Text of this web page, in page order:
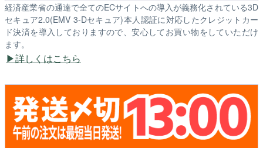
経済産業省の通達で全てのECサイトへの導入が義務化されている3D
セキュア2.0(EMV 3-Dセキュア)本人認証に対応したクレジットカー
ド決済を導入しておりますので、安心してお買い物をしていただけ
ます。
詳しくはこちら